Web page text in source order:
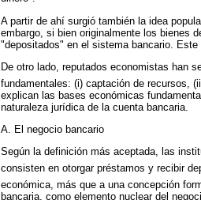
A partir de ahí surgió también la idea
embargo, si bien originalmente los bienes
"depositados" en el sistema bancario.
De otro lado, reputados economistas han
fundamentales: (i) captación de recursos,
explican las bases económicas
naturaleza jurídica de la cuenta bancaria.
A. El negocio bancario
Según la definición más aceptada, las
consisten en otorgar préstamos y recibir
económica, más que a una concepción
bancaria, como elemento nuclear del